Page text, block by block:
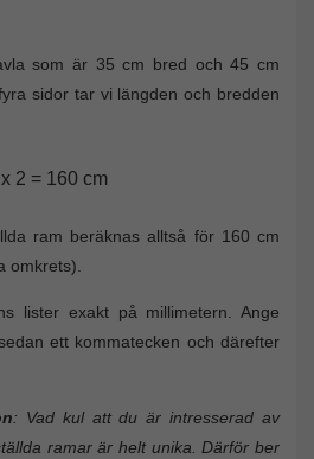
som är 35 cm bred och 45 cm
sidor tar vi längden och bredden
2 = 160 cm
ram beräknas alltså för 160 cm
omkrets).
lister exakt på millimetern. Ange
ett kommatecken och därefter
: Vad kul att du är intresserad av
ramar är helt unika. Därför ber